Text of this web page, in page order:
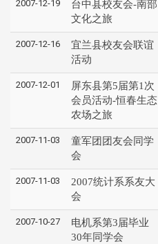
2007-12-19
台中县校友会-南部
文化之旅
2007-12-16
宜兰县校友会联谊
活动
2007-12-01
屏东县第5届第1次
会员活动-恒春生态
农场之旅
2007-11-03
童军团团友会同学
会
2007-11-03
2007统计系系友大
会
2007-10-27
电机系第3届毕业
30年同学会